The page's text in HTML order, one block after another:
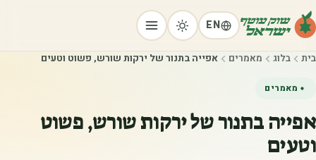
EN
בית בלוג מאמרים אפייה בתנור של ירקות שורש, פשוט וטעים
מאמרים
אפייה בתנור של ירקות שורש, פשוט
וטעים